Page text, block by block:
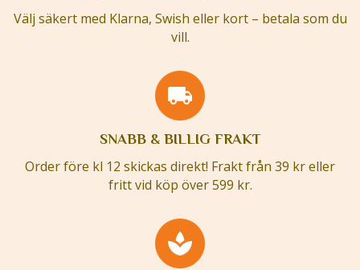
Välj säkert med Klarna, Swish eller kort – betala som du
vill.
SNABB & BILLIG FRAKT
Order före kl 12 skickas direkt! Frakt från 39 kr eller
fritt vid köp över 599 kr.